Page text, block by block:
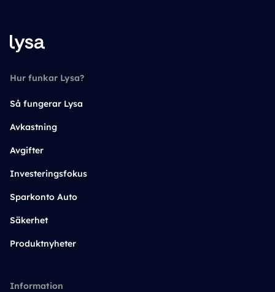
Hur funkar Lysa?
Så fungerar Lysa
Avkastning
Avgifter
Investeringsfokus
Sparkonto Auto
Säkerhet
Produktnyheter
Information